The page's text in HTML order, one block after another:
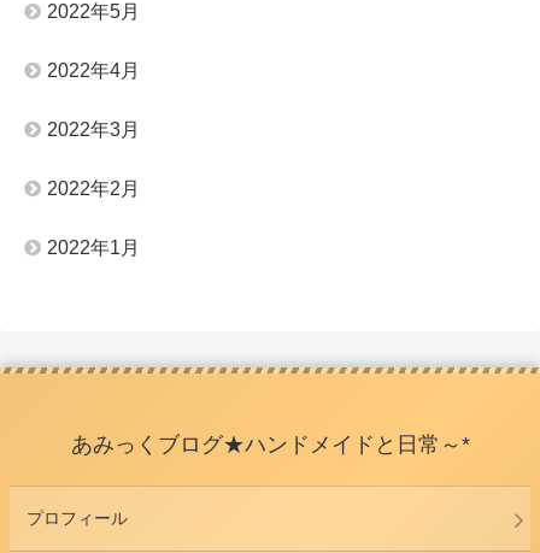
2022年5月
2022年4月
2022年3月
2022年2月
2022年1月
あみっくブログ★ハンドメイドと日常～*
プロフィール